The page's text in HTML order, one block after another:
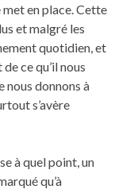
met en place. Cette
et malgré les
quotidien, et
ce qu’il nous
nous donnons à
s’avère
à quel point, un
qu’à